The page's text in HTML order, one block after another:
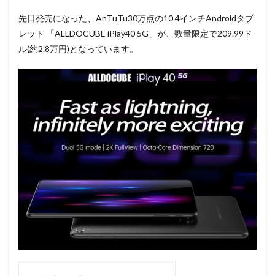
先日発売になった、AnTuTu30万点の10.4インチAndroidタブ
レット 「ALLDOCUBE iPlay40 5G」が、数量限定で209.99ド
ル(約2.8万円)となっています。